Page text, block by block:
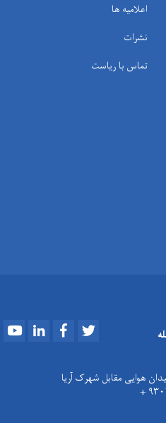
اعلامیه ها
نشرات
تماس با ریاست
YoutubeLinkedInFacebook
هوایی مقابل شهرک آریا